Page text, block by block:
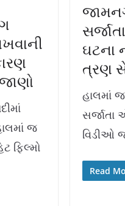
જ
ફિલ્મો
ઘટના
ત્રણ
હાલમાં
સર્જાતા
વિડીઓ
Read